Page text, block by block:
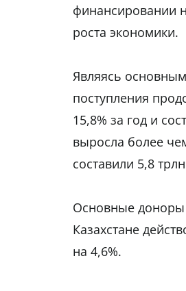
финансировании
роста экономики.
Являясь
поступления
15,8% за год и
выросла более
составили 5,8
Основные доноры
Казахстане
на 4,6%.